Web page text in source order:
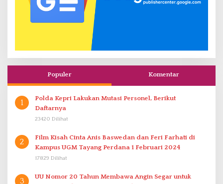
Populer Komentar
1
Polda Kepri Lakukan Mutasi Personel, Berikut
Daftarnya
23420 Dilihat
2
Film Kisah Cinta Anis Baswedan dan Feri Farhati di
Kampus UGM Tayang Perdana 1 Februari 2024
17829 Dilihat
3
UU Nomor 20 Tahun Membawa Angin Segar untuk